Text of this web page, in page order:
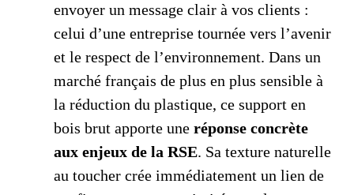
envoyer un message clair à vos clients :
celui d’une entreprise tournée vers l’avenir
et le respect de l’environnement. Dans un
marché français de plus en plus sensible à
la réduction du plastique, ce support en
bois brut apporte une réponse concrète
aux enjeux de la RSE. Sa texture naturelle
au toucher crée immédiatement un lien de